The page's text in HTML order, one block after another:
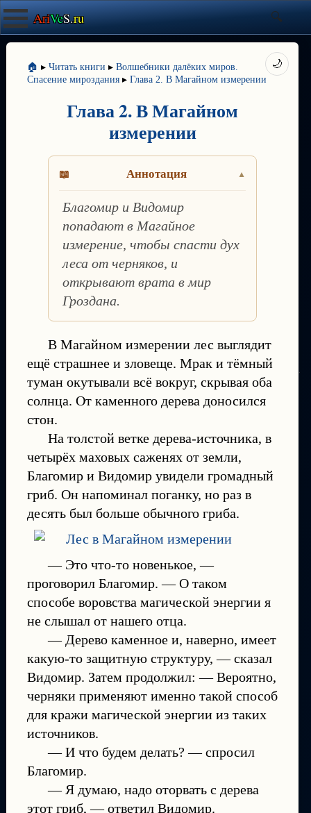
AriVeS.ru
🏠 ▸ Читать книги ▸ Волшебники далёких миров.
Спасение мироздания ▸ Глава 2. В Магайном измерении
Глава 2. В Магайном
измерении
Аннотация
Благомир и Видомир
попадают в Магайное
измерение, чтобы спасти дух
леса от черняков, и
открывают врата в мир
Гроздана.
В Магайном измерении лес выглядит
ещё страшнее и зловеще. Мрак и тёмный
туман окутывали всё вокруг, скрывая оба
солнца. От каменного дерева доносился
стон.
На толстой ветке дерева-источника, в
четырёх маховых саженях от земли,
Благомир и Видомир увидели громадный
гриб. Он напоминал поганку, но раз в
десять был больше обычного гриба.
— Это что-то новенькое, —
проговорил Благомир. — О таком
способе воровства магической энергии я
не слышал от нашего отца.
— Дерево каменное и, наверно, имеет
какую-то защитную структуру, — сказал
Видомир. Затем продолжил: — Вероятно,
черняки применяют именно такой способ
для кражи магической энергии из таких
источников.
— И что будем делать? — спросил
Благомир.
— Я думаю, надо оторвать с дерева
этот гриб, — ответил Видомир.
🌙